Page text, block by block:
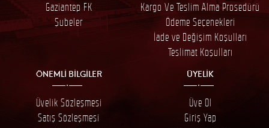
Gaziantep FK
Şubeler
Kargo Ve Teslim Alma Prosedürü
Ödeme Seçenekleri
İade ve Değişim Koşulları
Teslimat Koşulları
ÖNEMLİ BİLGİLER
Üyelik Sözleşmesi
Satış Sözleşmesi
ÜYELİK
Üye Ol
Giriş Yap